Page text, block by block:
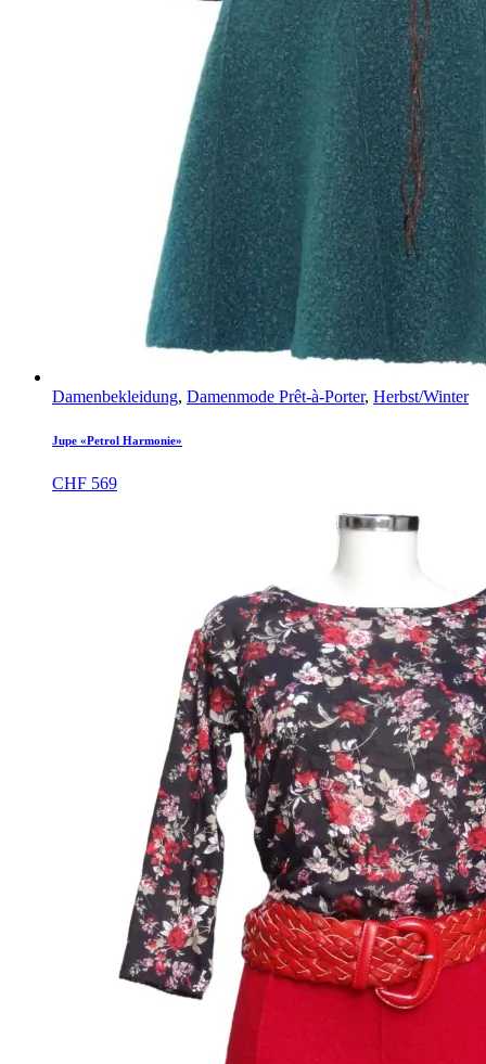
Damenbekleidung, Damenmode Prêt-à-Porter, Herbst/Winter
Jupe «Petrol Harmonie»
CHF 569